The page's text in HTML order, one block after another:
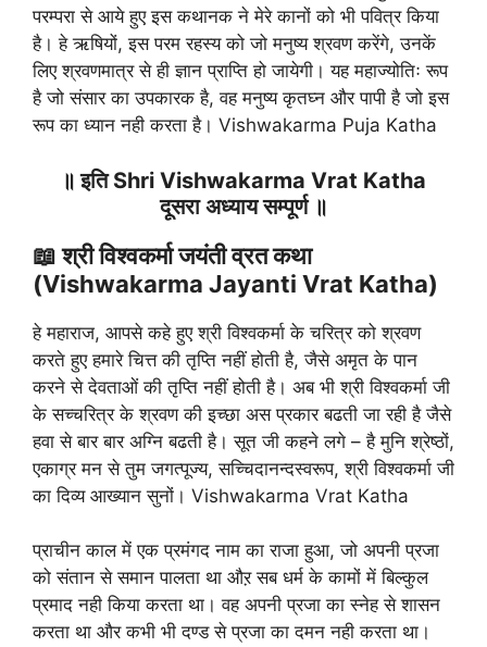
परम्परा से आये हुए इस कथानक ने मेरे कानों को भी पवित्र किया
है। हे ऋषियों, इस परम रहस्य को जो मनुष्य श्रवण करेंगे, उनकें
लिए श्रवणमात्र से ही ज्ञान प्राप्ति हो जायेगी। यह महाज्योतिः रूप
है जो संसार का उपकारक है, वह मनुष्य कृतघ्न और पापी है जो इस
रूप का ध्यान नही करता है। Vishwakarma Puja Katha
॥ इति Shri Vishwakarma Vrat Katha
दूसरा अध्याय सम्पूर्ण ॥
📖 श्री विश्वकर्मा जयंती व्रत कथा
(Vishwakarma Jayanti Vrat Katha)
हे महाराज, आपसे कहे हुए श्री विश्वकर्मा के चरित्र को श्रवण
करते हुए हमारे चित्त की तृप्ति नहीं होती है, जैसे अमृत के पान
करने से देवताओं की तृप्ति नहीं होती है। अब भी श्री विश्वकर्मा जी
के सच्चरित्र के श्रवण की इच्छा अस प्रकार बढती जा रही है जैसे
हवा से बार बार अग्नि बढती है। सूत जी कहने लगे – है मुनि श्रेष्ठों,
एकाग्र मन से तुम जगत्पूज्य, सच्चिदानन्दस्वरूप, श्री विश्वकर्मा जी
का दिव्य आख्यान सुनों। Vishwakarma Vrat Katha
प्राचीन काल में एक प्रमंगद नाम का राजा हुआ, जो अपनी प्रजा
को संतान से समान पालता था औऱ सब धर्म के कामों में बिल्कुल
प्रमाद नही किया करता था। वह अपनी प्रजा का स्नेह से शासन
करता था और कभी भी दण्ड से प्रजा का दमन नही करता था।